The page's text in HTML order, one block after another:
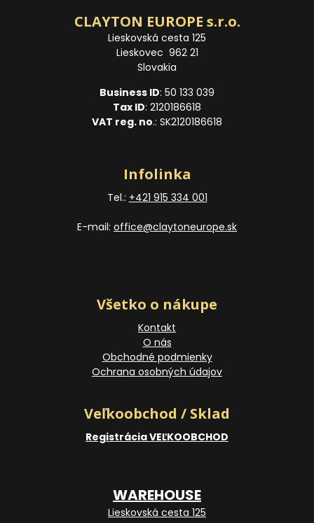
CLAYTON EUROPE s.r.o.
Lieskovská cesta 125
Lieskovec 962 21
Slovakia
Business ID: 50 133 039
Tax ID: 2120186618
VAT reg. no.: SK2120186618
Infolinka
Tel.: +421 915 334 001
E-mail: office@claytoneurope.sk
Všetko o nákupe
Kontakt
O nás
Obchodné podmienky
Ochrana osobných údajov
Veľkoobchod / Sklad
Registrácia VEĽKOOBCHOD
WAREHOUSE
Lieskovská cesta 125